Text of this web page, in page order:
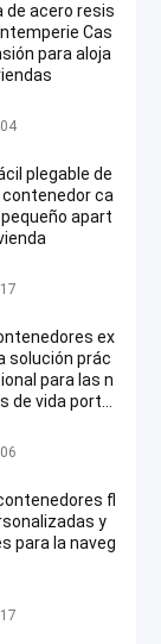
de acero resis
Cas
para aloja
ampli
plegable de
ca
apart
ampli
ex
solución prác
para las n
de vida portá
ampli
fl
y
para la naveg
ampli